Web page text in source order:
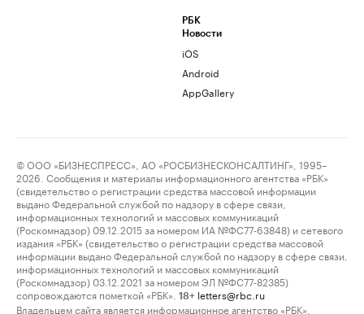
РБК
Новости
iOS
Android
AppGallery
© ООО «БИЗНЕСПРЕСС», АО «РОСБИЗНЕСКОНСАЛТИНГ», 1995–
2026. Сообщения и материалы информационного агентства «РБК»
(свидетельство о регистрации средства массовой информации
выдано Федеральной службой по надзору в сфере связи,
информационных технологий и массовых коммуникаций
(Роскомнадзор) 09.12.2015 за номером ИА №ФС77-63848) и сетевого
издания «РБК» (свидетельство о регистрации средства массовой
информации выдано Федеральной службой по надзору в сфере связи,
информационных технологий и массовых коммуникаций
(Роскомнадзор) 03.12.2021 за номером ЭЛ №ФС77-82385)
сопровождаются пометкой «РБК».
18+ letters@rbc.ru
Владельцем сайта является информационное агентство «РБК».